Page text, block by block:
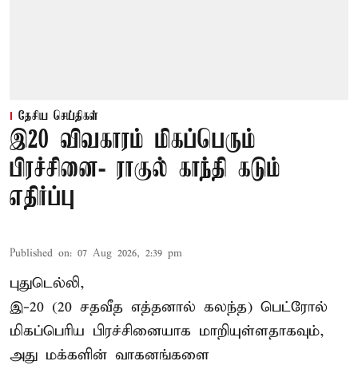
தேசிய செய்திகள்
இ20 விவகாரம் மிகப்பெரும்
பிரச்சினை- ராகுல் காந்தி கடும்
எதிர்ப்பு
Published on: 07 Aug 2026, 2:39 pm
புதுடெல்லி,
இ-20 (20 சதவீத எத்தனால் கலந்த) பெட்ரோல்
மிகப்பெரிய பிரச்சினையாக மாறியுள்ளதாகவும்,
அது மக்களின் வாகனங்களை